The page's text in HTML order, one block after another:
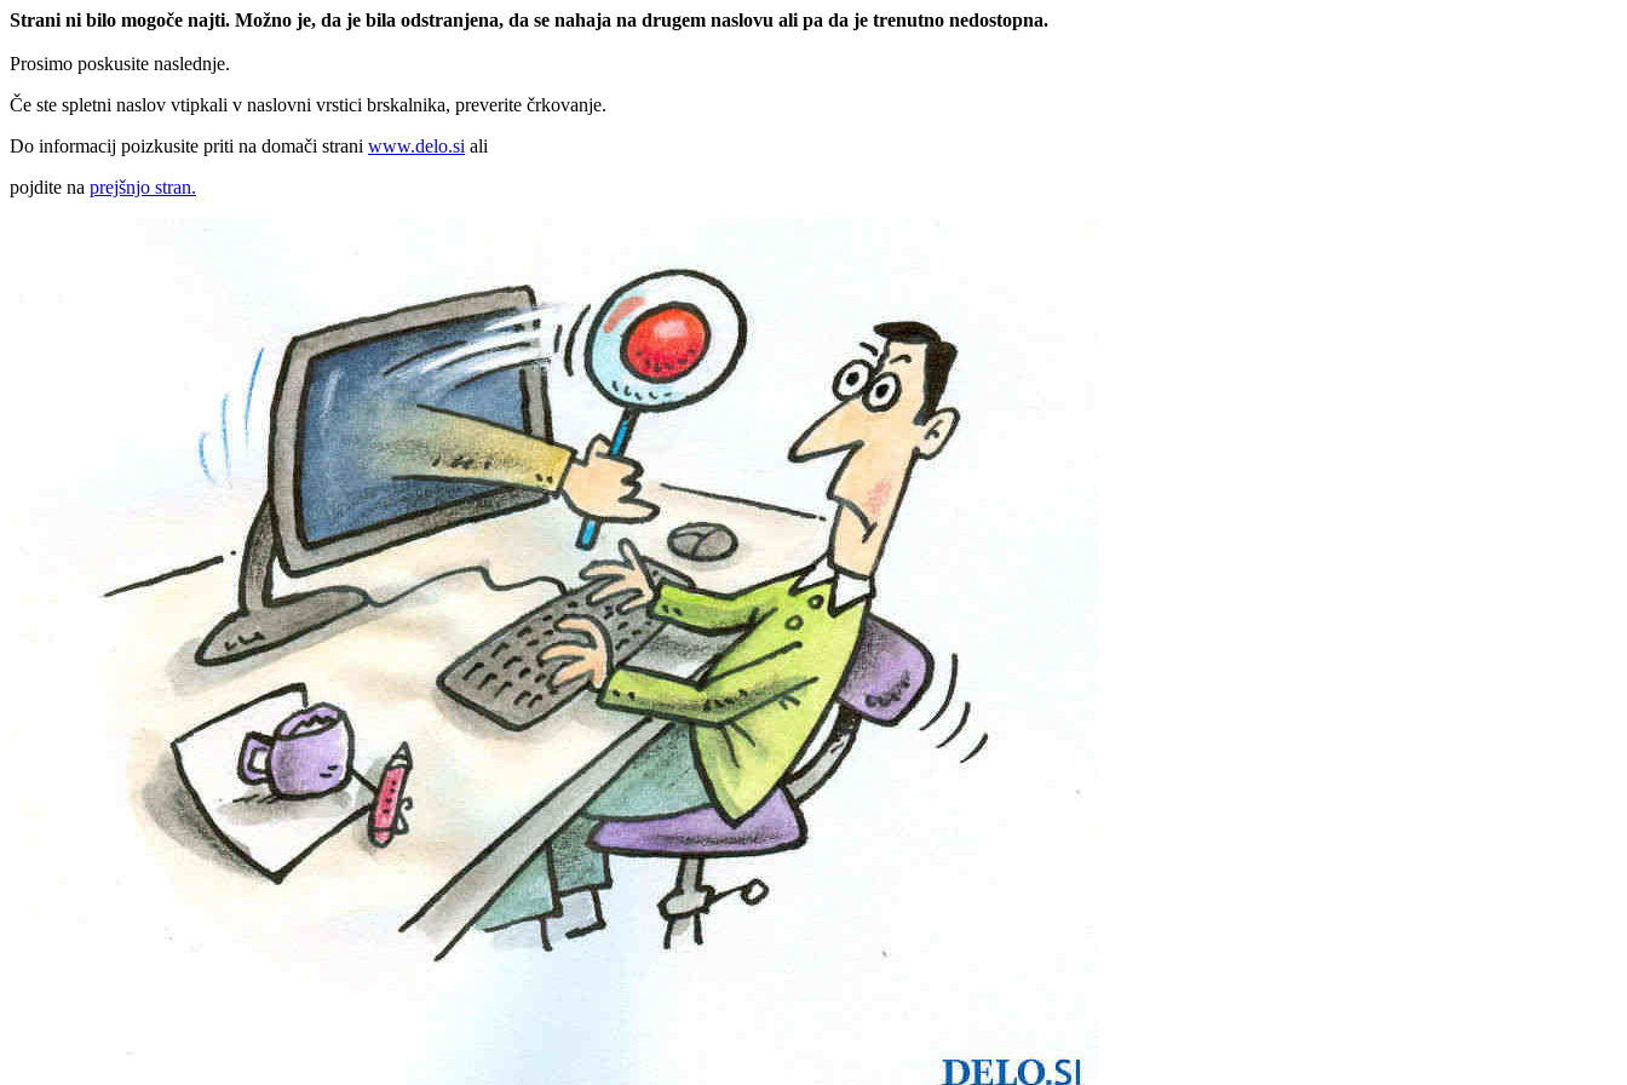
Strani ni bilo mogoče najti. Možno je, da je bila odstranjena, da se nahaja na drugem naslovu ali pa da je trenutno nedostopna.
Prosimo poskusite naslednje.
Če ste spletni naslov vtipkali v naslovni vrstici brskalnika, preverite črkovanje.
Do informacij poizkusite priti na domači strani www.delo.si ali
pojdite na prejšnjo stran.